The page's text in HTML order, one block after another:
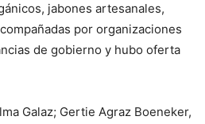
jabones artesanales,
por organizaciones
de gobierno y hubo oferta
Galaz; Gertie Agraz Boeneker,